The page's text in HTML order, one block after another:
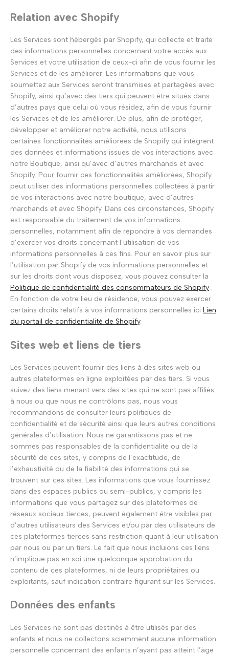
Relation avec Shopify
Les Services sont hébergés par Shopify, qui collecte et traite
des informations personnelles concernant votre accès aux
Services et votre utilisation de ceux-ci afin de vous fournir les
Services et de les améliorer. Les informations que vous
soumettez aux Services seront transmises et partagées avec
Shopify, ainsi qu’avec des tiers qui peuvent être situés dans
d’autres pays que celui où vous résidez, afin de vous fournir
les Services et de les améliorer. De plus, afin de protéger,
développer et améliorer notre activité, nous utilisons
certaines fonctionnalités améliorées de Shopify qui intègrent
des données et informations issues de vos interactions avec
notre Boutique, ainsi qu’avec d’autres marchands et avec
Shopify. Pour fournir ces fonctionnalités améliorées, Shopify
peut utiliser des informations personnelles collectées à partir
de vos interactions avec notre boutique, avec d’autres
marchands et avec Shopify. Dans ces circonstances, Shopify
est responsable du traitement de vos informations
personnelles, notamment afin de répondre à vos demandes
d’exercer vos droits concernant l’utilisation de vos
informations personnelles à ces fins. Pour en savoir plus sur
l’utilisation par Shopify de vos informations personnelles et
sur les droits dont vous disposez, vous pouvez consulter la
Politique de confidentialité des consommateurs de Shopify .
En fonction de votre lieu de résidence, vous pouvez exercer
certains droits relatifs à vos informations personnelles ici Lien
du portail de confidentialité de Shopify.
Sites web et liens de tiers
Les Services peuvent fournir des liens à des sites web ou
autres plateformes en ligne exploitées par des tiers. Si vous
suivez des liens menant vers des sites qui ne sont pas affiliés
à nous ou que nous ne contrôlons pas, nous vous
recommandons de consulter leurs politiques de
confidentialité et de sécurité ainsi que leurs autres conditions
générales d’utilisation. Nous ne garantissons pas et ne
sommes pas responsables de la confidentialité ou de la
sécurité de ces sites, y compris de l’exactitude, de
l’exhaustivité ou de la fiabilité des informations qui se
trouvent sur ces sites. Les informations que vous fournissez
dans des espaces publics ou semi-publics, y compris les
informations que vous partagez sur des plateformes de
réseaux sociaux tierces, peuvent également être visibles par
d’autres utilisateurs des Services et/ou par des utilisateurs de
ces plateformes tierces sans restriction quant à leur utilisation
par nous ou par un tiers. Le fait que nous incluions ces liens
n’implique pas en soi une quelconque approbation du
contenu de ces plateformes, ni de leurs propriétaires ou
exploitants, sauf indication contraire figurant sur les Services.
Données des enfants
Les Services ne sont pas destinés à être utilisés par des
enfants et nous ne collectons sciemment aucune information
personnelle concernant des enfants n’ayant pas atteint l’âge